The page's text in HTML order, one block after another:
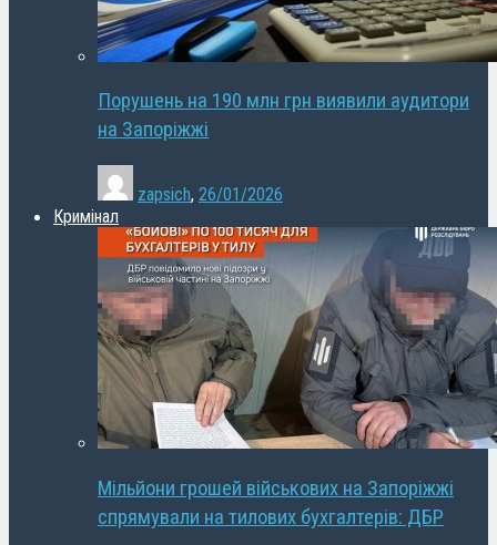
Порушень на 190 млн грн виявили аудитори
на Запоріжжі
zapsich, 26/01/2026
Кримінал
Мільйони грошей військових на Запоріжжі
спрямували на тилових бухгалтерів: ДБР